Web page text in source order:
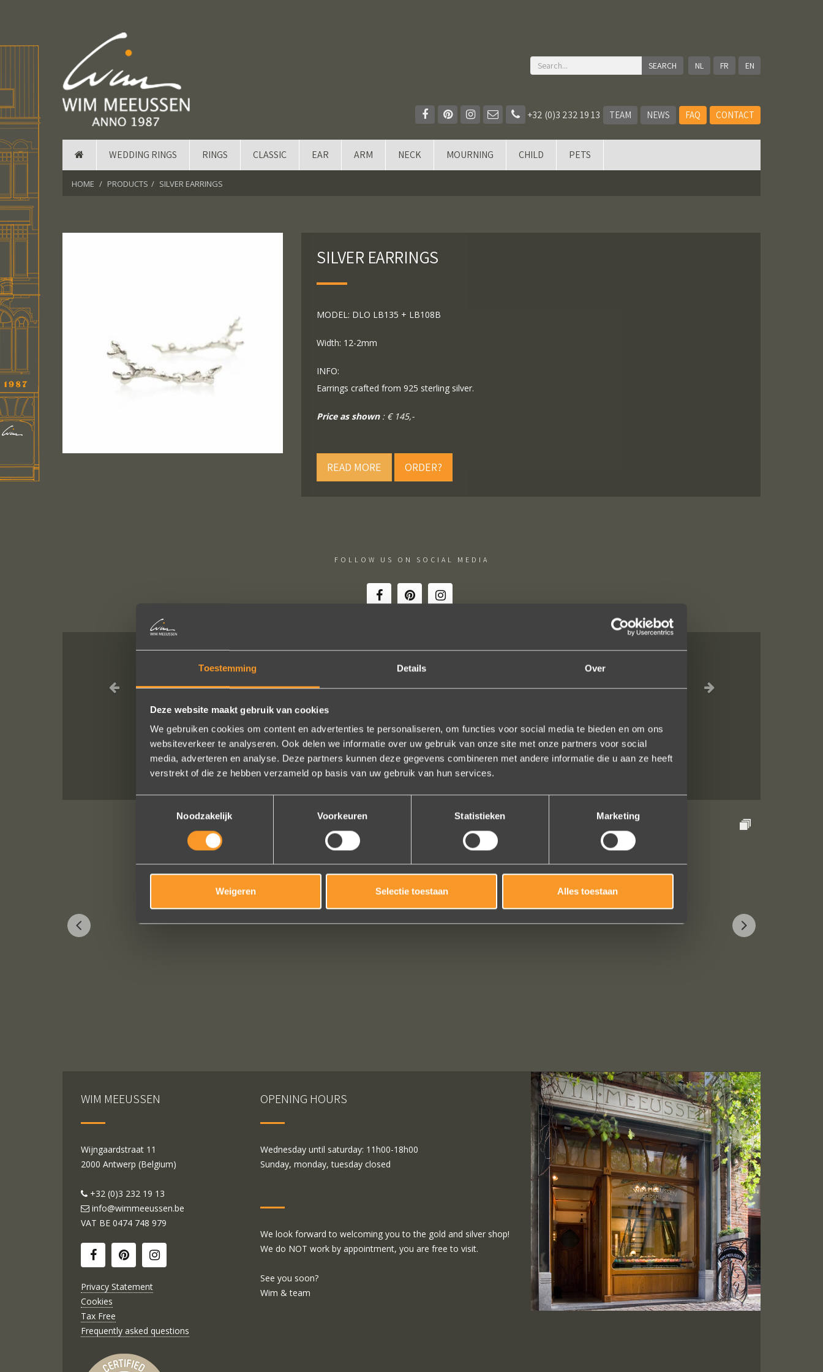
Toestemming Details Over
Deze website maakt gebruik van cookies
We gebruiken cookies om content en advertenties te personaliseren, om functies voor social media te bieden en om ons
websiteverkeer te analyseren. Ook delen we informatie over uw gebruik van onze site met onze partners voor social
media, adverteren en analyse. Deze partners kunnen deze gegevens combineren met andere informatie die u aan ze heeft
verstrekt of die ze hebben verzameld op basis van uw gebruik van hun services.
Noodzakelijk
Voorkeuren Statistieken Marketing
Weigeren Selectie toestaan Alles toestaan
NL FR EN
+32 (0)3 232 19 13 TEAM NEWS FAQ CONTACT
WEDDING RINGS RINGS CLASSIC EAR ARM NECK MOURNING CHILD PETS
HOME PRODUCTS SILVER EARRINGS
SILVER EARRINGS
MODEL: DLO LB135 + LB108B
Width: 12-2mm
INFO:
Earrings crafted from 925 sterling silver.
Price as shown: € 145,-
READ MORE ORDER?
FOLLOW US ON SOCIAL MEDIA
Een droom die uitkomt, de ringen zijn prachtig afgewerkt, perfecte kwaliteit. We zijn liefdevol
geholpen en ze waren op tijd klaar. Kan niet anders zeggen dan AANRADER op elk vlak!
Bekijk al onze reviews
WIM MEEUSSEN
Wijngaardstraat 11
2000 Antwerp (Belgium)
+32 (0)3 232 19 13
info@wimmeeussen.be
VAT BE 0474 748 979
Privacy Statement
Cookies
Tax Free
Frequently asked questions
OPENING HOURS
Wednesday until saturday: 11h00-18h00
Sunday, monday, tuesday closed
We look forward to welcoming you to the gold and silver shop!
We do NOT work by appointment, you are free to visit.
See you soon?
Wim & team